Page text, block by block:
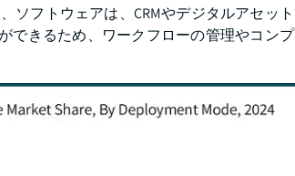
ソフトウェアは、CRMやデジタルアセッ
きるため、ワークフローの管理やコン